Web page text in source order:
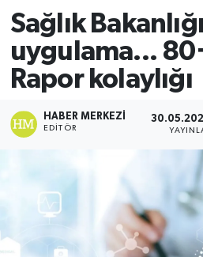
Sağlık
uygulama...
Rapor kolaylığı
HABER MERKEZI
EDITÖR
MAGAZİN
SPOR